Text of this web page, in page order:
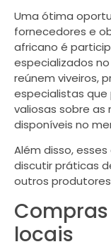
Uma ótima
fornecedores e
africano é
especializados
reúnem viveiros,
especialistas
valiosas sobre
disponíveis no
Além disso,
discutir práticas
outros
locais